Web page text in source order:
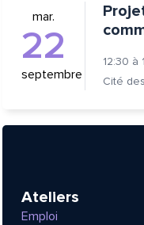
mar.
22
septembre
12:30 à
Ateliers
Emploi